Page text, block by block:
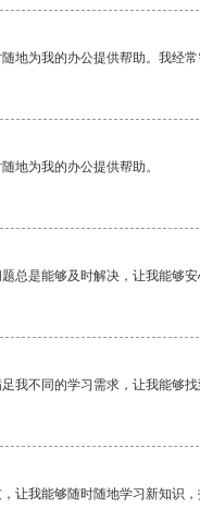
地为我的办公提供帮助。我经
地为我的办公提供帮助。
总是能够及时解决，让我能够安
我不同的学习需求，让我能够找
让我能够随时随地学习新知识，